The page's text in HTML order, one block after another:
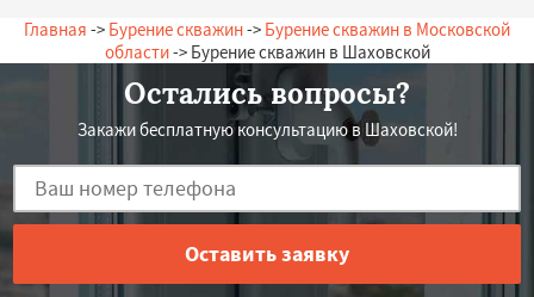
Главная -> Бурение скважин-> Бурение скважин в Московской
области-> Бурение скважин в Шаховской
Остались вопросы?
Закажи бесплатную консультацию в Шаховской!